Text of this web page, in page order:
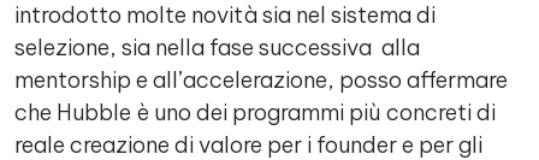
introdotto molte novità sia nel sistema di
selezione, sia nella fase successiva alla
mentorship e all’accelerazione, posso affermare
che Hubble è uno dei programmi più concreti di
reale creazione di valore per i founder e per gli